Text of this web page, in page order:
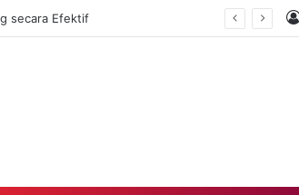
secara Efektif